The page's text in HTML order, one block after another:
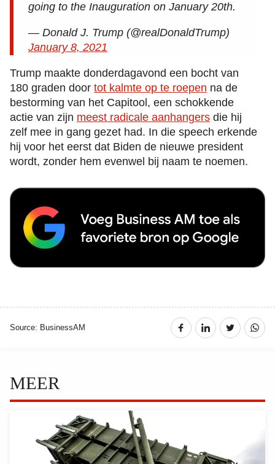
going to the Inauguration on January 20th.
— Donald J. Trump (@realDonaldTrump)
January 8, 2021
Trump maakte donderdagavond een bocht van
180 graden door tot kalmte op te roepen na de
bestorming van het Capitool, een schokkende
actie van zijn meest radicale aanhangers die hij
zelf mee in gang gezet had. In die speech erkende
hij voor het eerst dat Biden de nieuwe president
wordt, zonder hem evenwel bij naam te noemen.
Source: BusinessAM
MEER